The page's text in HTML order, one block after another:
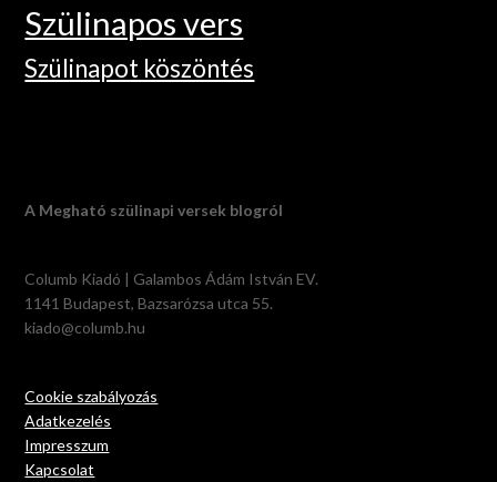
Szülinapos vers
Szülinapot köszöntés
A Megható szülinapi versek blogról
Columb Kiadó | Galambos Ádám István EV.
1141 Budapest, Bazsarózsa utca 55.
kiado@columb.hu
Cookie szabályozás
Adatkezelés
Impresszum
Kapcsolat